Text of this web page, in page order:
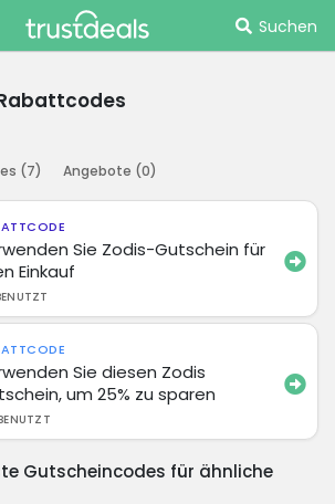
Suchen
(7) Angebote (0)
Sie Zodis-Gutschein für
Einkauf
Sie diesen Zodis
um 25% zu sparen
Gutscheincodes für ähnliche